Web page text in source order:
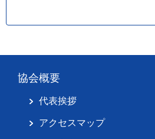
協会概要
代表挨拶
アクセスマップ